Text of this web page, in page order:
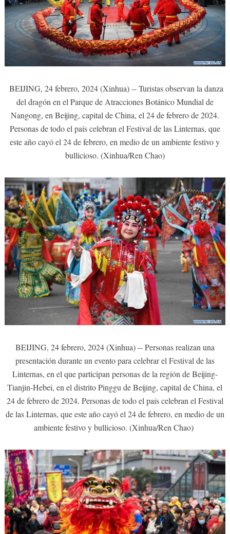
BEIJING, 24 febrero, 2024 (Xinhua) -- Turistas observan la danza
del dragón en el Parque de Atracciones Botánico Mundial de
Nangong, en Beijing, capital de China, el 24 de febrero de 2024.
Personas de todo el país celebran el Festival de las Linternas, que
este año cayó el 24 de febrero, en medio de un ambiente festivo y
bullicioso. (Xinhua/Ren Chao)
BEIJING, 24 febrero, 2024 (Xinhua) -- Personas realizan una
presentación durante un evento para celebrar el Festival de las
Linternas, en el que participan personas de la región de Beijing-
Tianjin-Hebei, en el distrito Pinggu de Beijing, capital de China, el
24 de febrero de 2024. Personas de todo el país celebran el Festival
de las Linternas, que este año cayó el 24 de febrero, en medio de un
ambiente festivo y bullicioso. (Xinhua/Ren Chao)